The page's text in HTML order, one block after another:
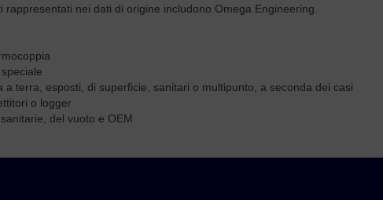
nei dati di origine includono Omega Engineering.
terra, esposti, di superficie, sanitari o multipunto, a seconda dei casi
o logger
del vuoto e OEM